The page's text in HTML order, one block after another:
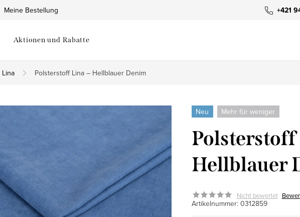
+421
Meine Bestellung
Aktionen und Rabatte
Lina Polsterstoff Lina – Hellblauer Denim
Neu Mehr für weniger
Polsterstoff
Hellblauer
Nicht bewertet
Artikelnummer: 0312859